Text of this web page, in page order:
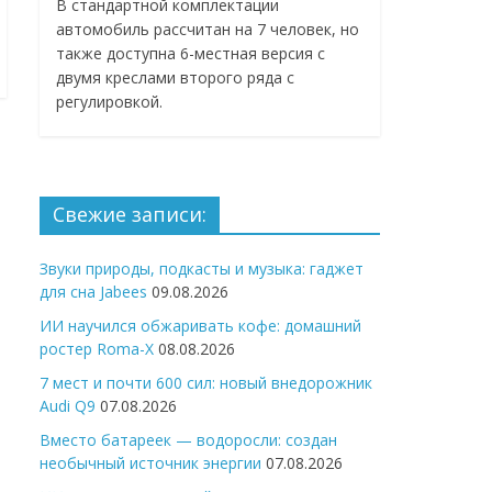
В стандартной комплектации
автомобиль рассчитан на 7 человек, но
также доступна 6-местная версия с
двумя креслами второго ряда с
регулировкой.
Свежие записи:
Звуки природы, подкасты и музыка: гаджет
для сна Jabees 09.08.2026
ИИ научился обжаривать кофе: домашний
ростер Roma-X 08.08.2026
7 мест и почти 600 сил: новый внедорожник
Audi Q9 07.08.2026
Вместо батареек — водоросли: создан
необычный источник энергии 07.08.2026